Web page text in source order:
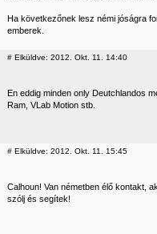
Ha következőnek lesz némi jóságra
emberek.
# Elküldve: 2012. Okt. 11. 14:40
En eddig minden only Deutchlandos
Ram, VLab Motion stb.
# Elküldve: 2012. Okt. 11. 15:45
Calhoun! Van németben élő kontakt,
szólj és segítek!